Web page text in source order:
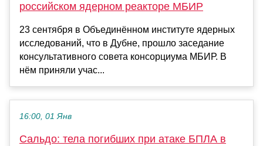
российском ядерном реакторе МБИР
23 сентября в Объединённом институте ядерных
исследований, что в Дубне, прошло заседание
консультативного совета консорциума МБИР. В
нём приняли учас...
16:00, 01 Янв
Сальдо: тела погибших при атаке БПЛА в